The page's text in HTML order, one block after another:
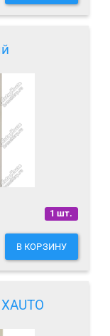
1 шт.
В КОРЗИНУ